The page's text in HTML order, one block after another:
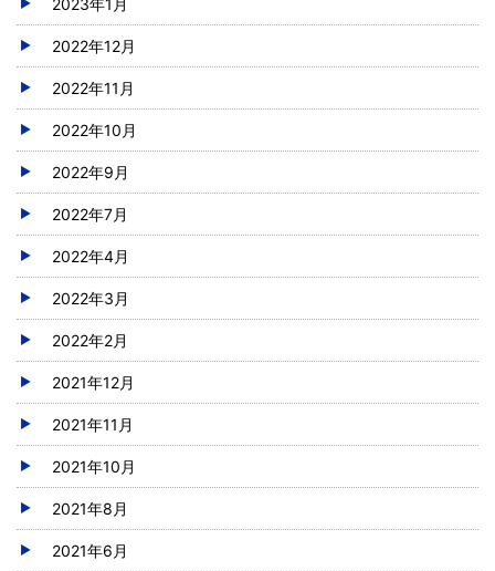
2023年1月
2022年12月
2022年11月
2022年10月
2022年9月
2022年7月
2022年4月
2022年3月
2022年2月
2021年12月
2021年11月
2021年10月
2021年8月
2021年6月